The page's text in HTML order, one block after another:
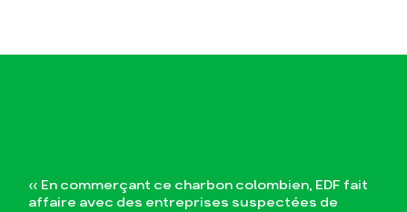
« En commerçant ce charbon colombien, EDF fait
affaire avec des entreprises suspectées de